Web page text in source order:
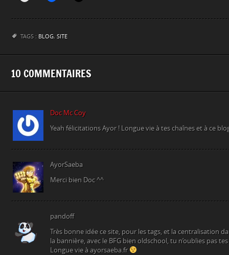
TAGS : BLOG, SITE
10 COMMENTAIRES
Doc Mc Coy
Yeah félicitations Ayor ! Longue vie à tes chaînes et à ce
AyorSaeba
Merci bien Doc ^^
pandoff
Très bonne idée ce site, pour les tags, et la centralisation
la bannière, avec le BFG bien oldschool, tu n’oublies pas
Longue vie à ayorsaeba.fr